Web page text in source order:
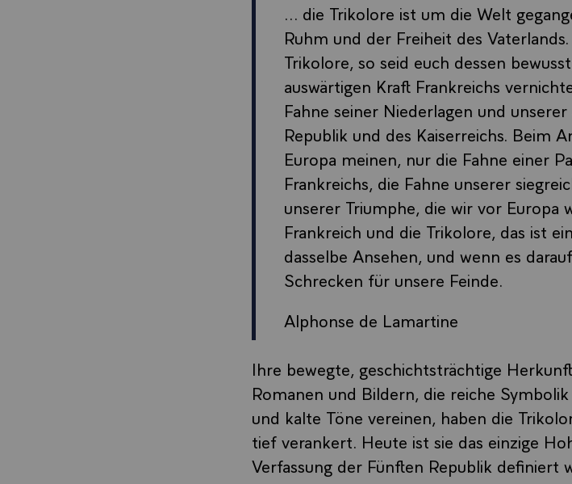
... die Trikolore ist um die Welt
Ruhm und der Freiheit des
Trikolore, so seid euch dessen
auswärtigen Kraft Frankreichs
Fahne seiner Niederlagen und
Republik und des Kaiserreichs. Beim
Europa meinen, nur die Fahne einer
Frankreichs, die Fahne unserer
unserer Triumphe, die wir vor Europa
Frankreich und die Trikolore, das ist
dasselbe Ansehen, und wenn es
Schrecken für unsere Feinde.
Alphonse de Lamartine
Ihre bewegte, geschichtsträchtige
Romanen und Bildern, die reiche
und kalte Töne vereinen, haben die
tief verankert. Heute ist sie das einzige
Verfassung der Fünften Republik definiert